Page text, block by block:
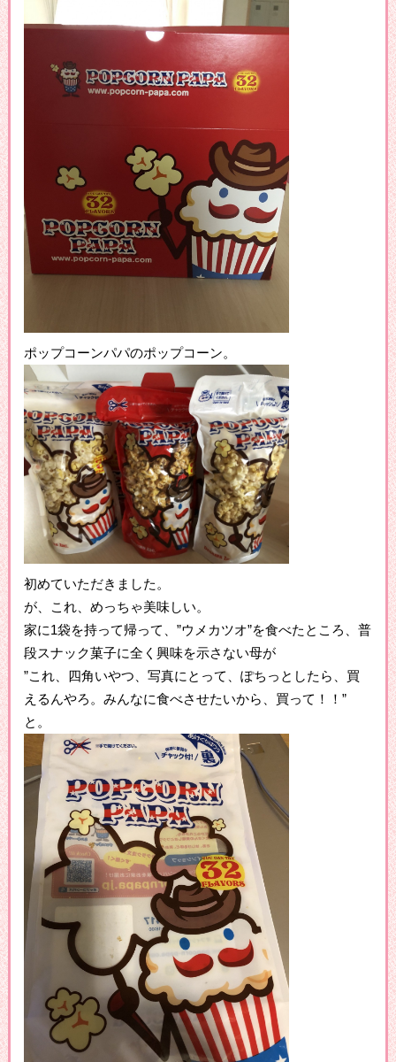
ポップコーンパパのポップコーン。
初めていただきました。
が、これ、めっちゃ美味しい。
家に1袋を持って帰って、”ウメカツオ”を食べたところ、普
段スナック菓子に全く興味を示さない母が
”これ、四角いやつ、写真にとって、ぽちっとしたら、買
えるんやろ。みんなに食べさせたいから、買って！！”
と。